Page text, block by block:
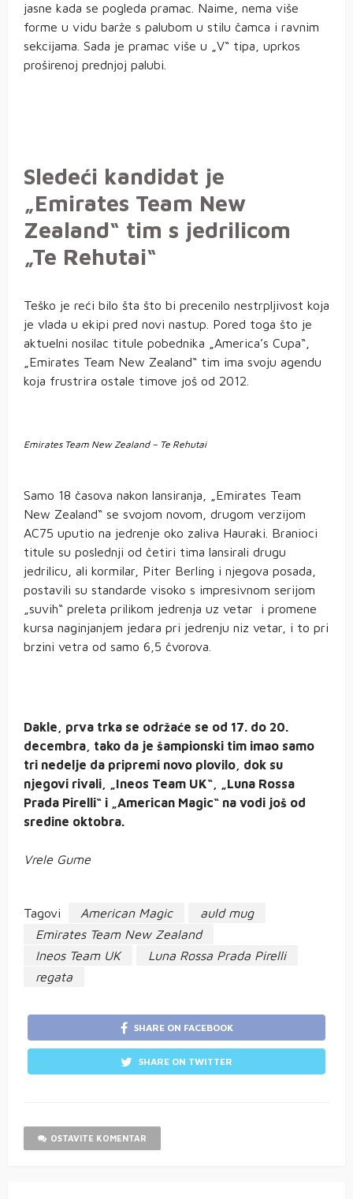
jasne kada se pogleda pramac. Naime, nema više
forme u vidu barže s palubom u stilu čamca i ravnim
sekcijama. Sada je pramac više u „V“ tipa, uprkos
proširenoj prednjoj palubi.
Sledeći kandidat je
„Emirates Team New
Zealand“ tim s jedrilicom
„Te Rehutai“
Teško je reći bilo šta što bi precenilo nestrpljivost koja
je vlada u ekipi pred novi nastup. Pored toga što je
aktuelni nosilac titule pobednika „America’s Cupa“,
„Emirates Team New Zealand“ tim ima svoju agendu
koja frustrira ostale timove još od 2012.
Emirates Team New Zealand – Te Rehutai
Samo 18 časova nakon lansiranja, „Emirates Team
New Zealand“ se svojom novom, drugom verzijom
AC75 uputio na jedrenje oko zaliva Hauraki. Branioci
titule su poslednji od četiri tima lansirali drugu
jedrilicu, ali kormilar, Piter Berling i njegova posada,
postavili su standarde visoko s impresivnom serijom
„suvih“ preleta prilikom jedrenja uz vetar i promene
kursa naginjanjem jedara pri jedrenju niz vetar, i to pri
brzini vetra od samo 6,5 čvorova.
Dakle, prva trka se održaće se od 17. do 20.
decembra, tako da je šampionski tim imao samo
tri nedelje da pripremi novo plovilo, dok su
njegovi rivali, „Ineos Team UK“, „Luna Rossa
Prada Pirelli“ i „American Magic“ na vodi još od
sredine oktobra.
Vrele Gume
Tagovi American Magic
auld mug
Emirates Team New Zealand
Ineos Team UK
Luna Rossa Prada Pirelli
regata
SHARE ON FACEBOOK
SHARE ON TWITTER
OSTAVITE KOMENTAR